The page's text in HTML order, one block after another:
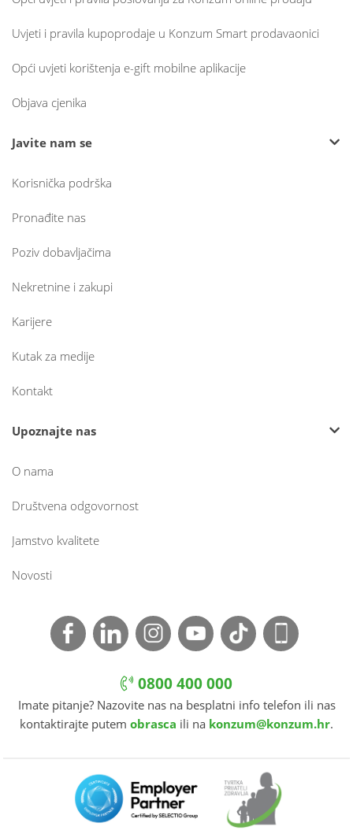
Uvjeti i pravila kupoprodaje u Konzum Smart prodavaonici
Opći uvjeti korištenja e-gift mobilne aplikacije
Objava cjenika
Javite nam se
Korisnička podrška
Pronađite nas
Poziv dobavljačima
Nekretnine i zakupi
Karijere
Kutak za medije
Kontakt
Upoznajte nas
O nama
Društvena odgovornost
Jamstvo kvalitete
Novosti
0800 400 000
Imate pitanje? Nazovite nas na besplatni info telefon ili nas
kontaktirajte putem obrasca ili na konzum@konzum.hr.